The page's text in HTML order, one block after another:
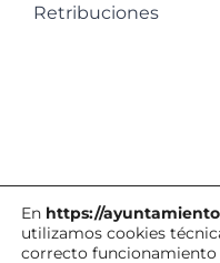
Retribuciones
En https://
utilizamos cookies
correcto